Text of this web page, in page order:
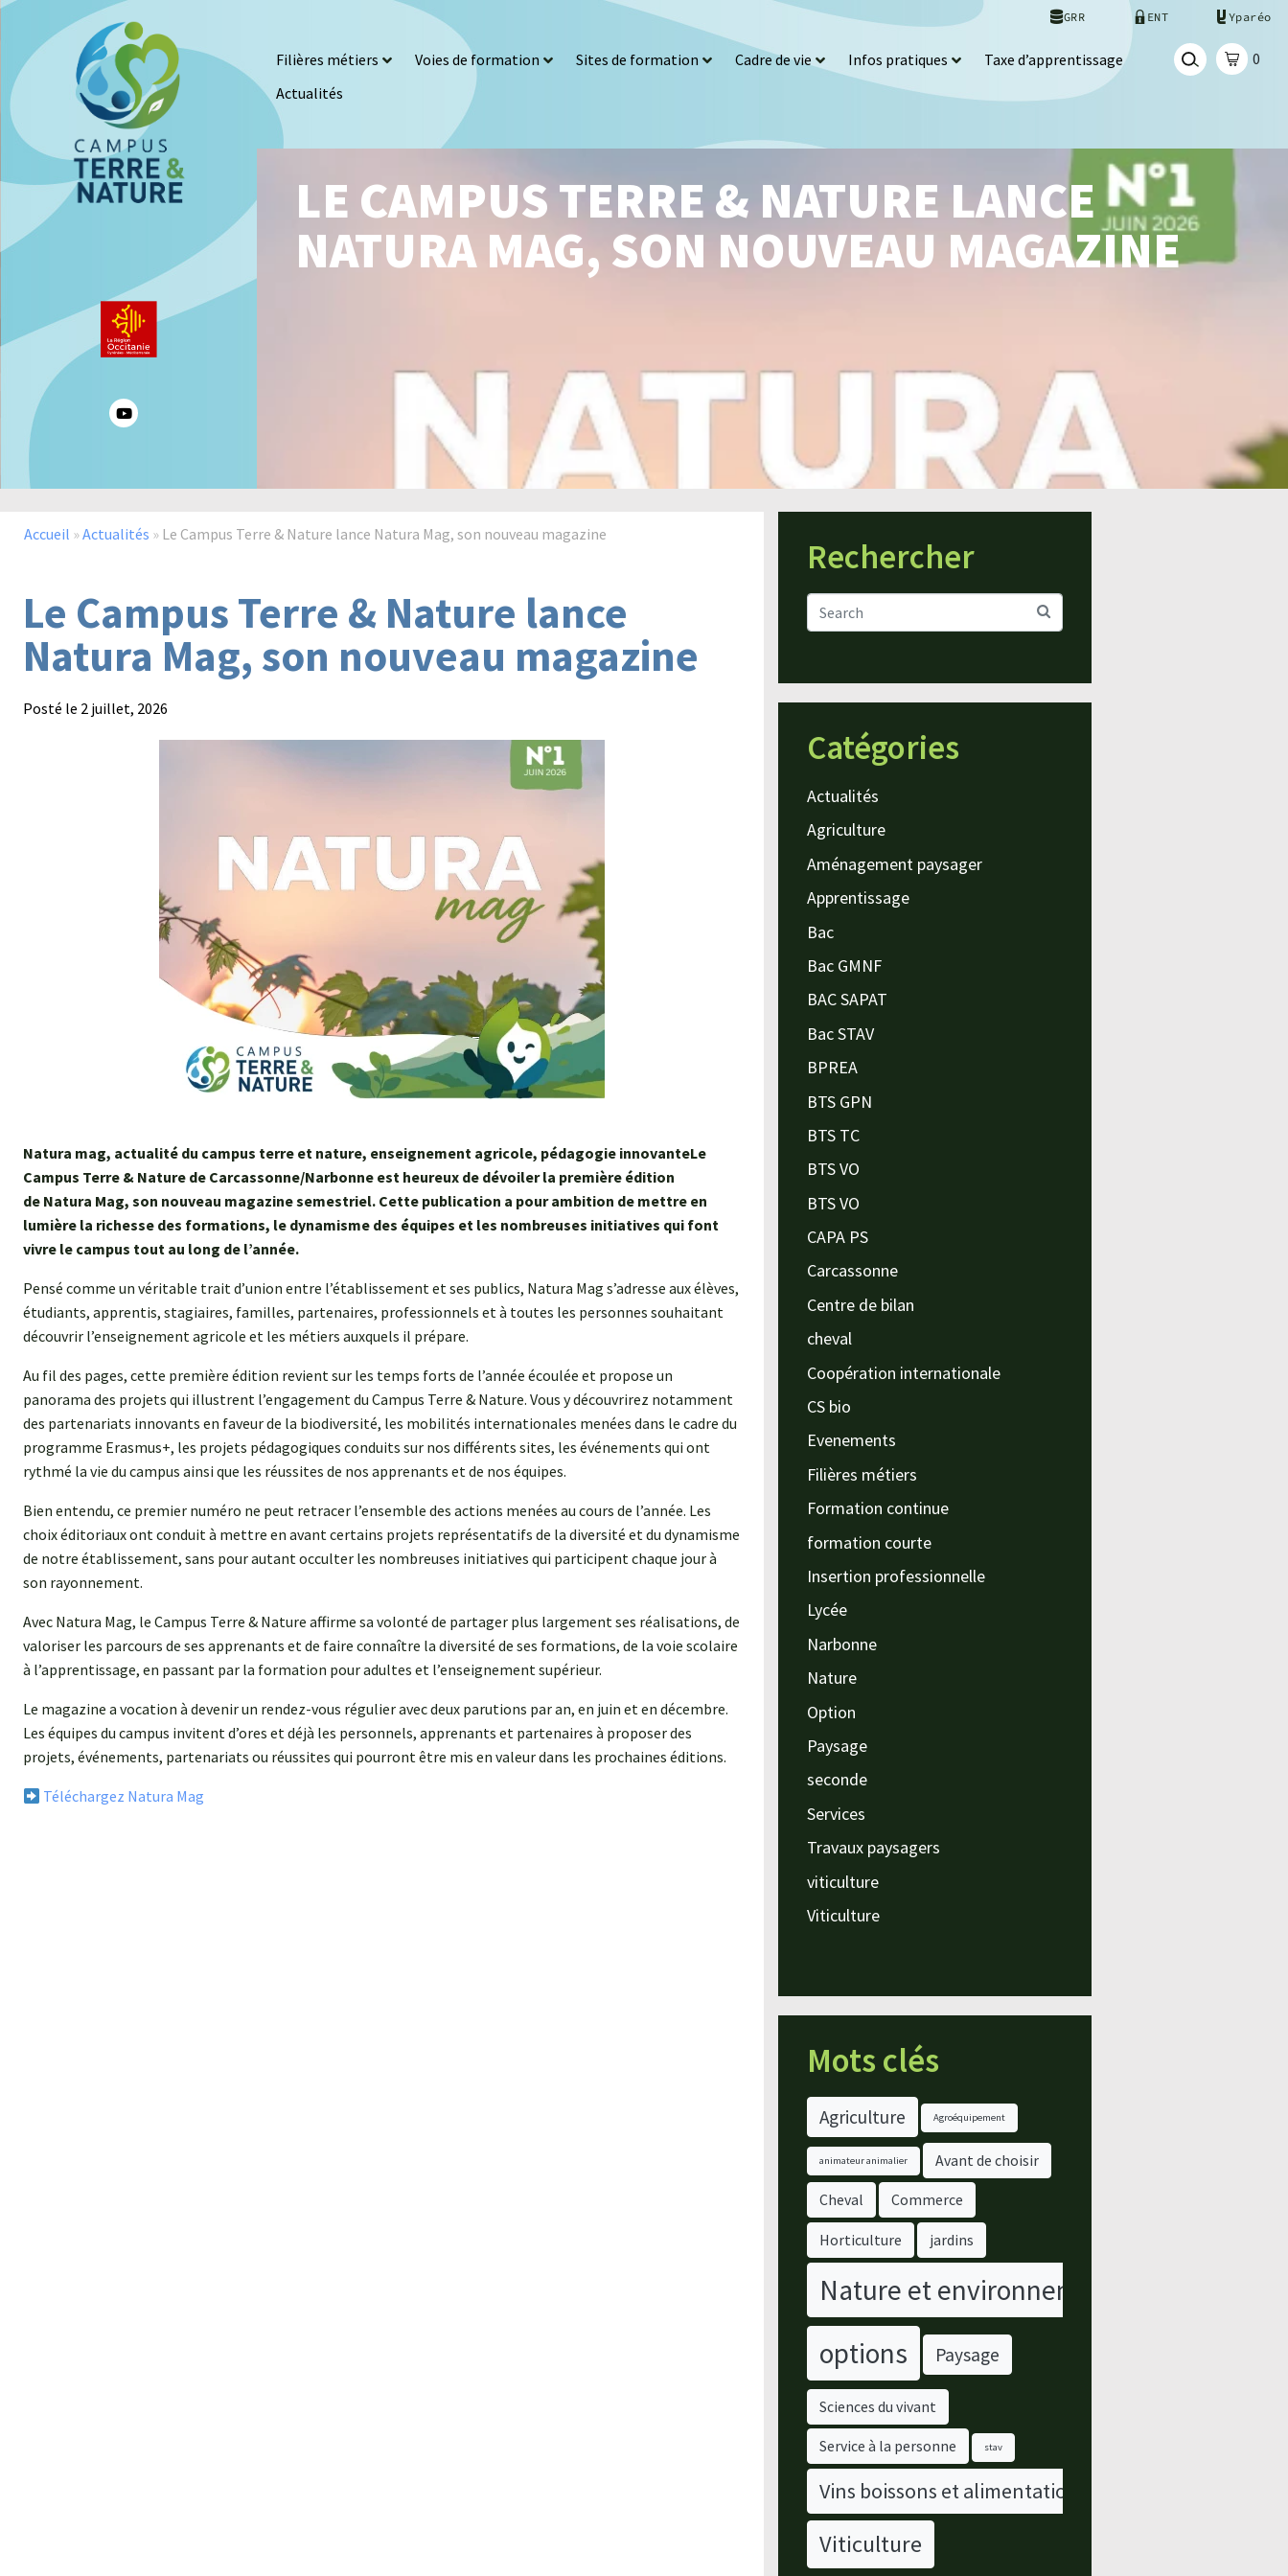
GRR ENT Yparéo
Filières métiers Voies de formation Sites de formation Cadre de vie Infos pratiques
Taxe d’apprentissage
Actualités
0
LE CAMPUS TERRE & NATURE LANCE
NATURA MAG, SON NOUVEAU MAGAZINE
Accueil »Actualités » Le Campus Terre & Nature lance Natura Mag, son nouveau magazine
Le Campus Terre & Nature lance
Natura Mag, son nouveau magazine
Posté le 2 juillet, 2026
Natura mag, actualité du campus terre et nature, enseignement agricole, pédagogie innovanteLe
Campus Terre & Nature de Carcassonne/Narbonne est heureux de dévoiler la première édition
de Natura Mag, son nouveau magazine semestriel. Cette publication a pour ambition de mettre en
lumière la richesse des formations, le dynamisme des équipes et les nombreuses initiatives qui font
vivre le campus tout au long de l’année.
Pensé comme un véritable trait d’union entre l’établissement et ses publics, Natura Mag s’adresse aux élèves,
étudiants, apprentis, stagiaires, familles, partenaires, professionnels et à toutes les personnes souhaitant
découvrir l’enseignement agricole et les métiers auxquels il prépare.
Au fil des pages, cette première édition revient sur les temps forts de l’année écoulée et propose un
panorama des projets qui illustrent l’engagement du Campus Terre & Nature. Vous y découvrirez notamment
des partenariats innovants en faveur de la biodiversité, les mobilités internationales menées dans le cadre du
programme Erasmus+, les projets pédagogiques conduits sur nos différents sites, les événements qui ont
rythmé la vie du campus ainsi que les réussites de nos apprenants et de nos équipes.
Bien entendu, ce premier numéro ne peut retracer l’ensemble des actions menées au cours de l’année. Les
choix éditoriaux ont conduit à mettre en avant certains projets représentatifs de la diversité et du dynamisme
de notre établissement, sans pour autant occulter les nombreuses initiatives qui participent chaque jour à
son rayonnement.
Avec Natura Mag, le Campus Terre & Nature affirme sa volonté de partager plus largement ses réalisations, de
valoriser les parcours de ses apprenants et de faire connaître la diversité de ses formations, de la voie scolaire
à l’apprentissage, en passant par la formation pour adultes et l’enseignement supérieur.
Le magazine a vocation à devenir un rendez-vous régulier avec deux parutions par an, en juin et en décembre.
Les équipes du campus invitent d’ores et déjà les personnels, apprenants et partenaires à proposer des
projets, événements, partenariats ou réussites qui pourront être mis en valeur dans les prochaines éditions.
Téléchargez Natura Mag
Rechercher
Catégories
Actualités
Agriculture
Aménagement paysager
Apprentissage
Bac
Bac GMNF
BAC SAPAT
Bac STAV
BPREA
BTS GPN
BTS TC
BTS VO
BTS VO
CAPA PS
Carcassonne
Centre de bilan
cheval
Coopération internationale
CS bio
Evenements
Filières métiers
Formation continue
formation courte
Insertion professionnelle
Lycée
Narbonne
Nature
Option
Paysage
seconde
Services
Travaux paysagers
viticulture
Viticulture
Mots clés
Agriculture Agroéquipement
animateur animalier Avant de choisir
Cheval Commerce
Horticulture jardins
Nature et environnement
options
Paysage
Sciences du vivant
Service à la personne stav
Vins boissons et alimentation
Viticulture